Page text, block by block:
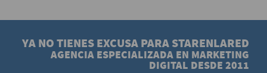
YA NO TIENES EXCUSA PARA STARENLARED
AGENCIA ESPECIALIZADA EN MARKETING
DIGITAL DESDE 2011